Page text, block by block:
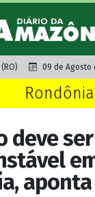
09 de Agosto
Rondônia
deve